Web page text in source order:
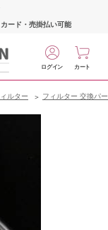
ード・売掛払い可能
ログイン カート
ルター フィルター 交換パ